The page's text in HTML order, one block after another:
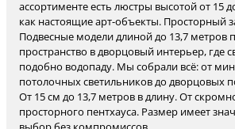
ассортименте есть люстры высотой от 15
как настоящие арт-объекты. Просторный
Подвесные модели длиной до 13,7 метров
пространство в дворцовый интерьер, где
подобно водопаду. Мы собрали всё: от
потолочных светильников до дворцовых
От 15 см до 13,7 метров в длину. От
просторного пентхауса. Размер имеет